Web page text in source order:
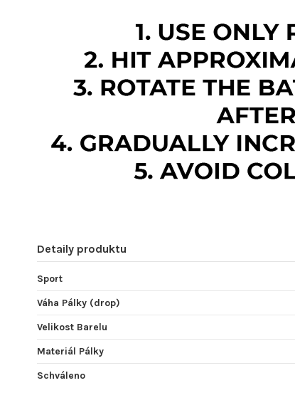
Detaily produktu
Sport
Váha Pálky (drop)
Velikost Barelu
Materiál Pálky
Schváleno